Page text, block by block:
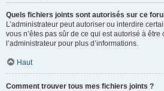
Quels fichiers joints sont autorisés sur ce
L’administrateur peut autoriser ou interdire
vous n’êtes pas sûr de ce qui est autorisé à être
l’administrateur pour plus d’informations.
Haut
Comment trouver tous mes fichiers joints ?